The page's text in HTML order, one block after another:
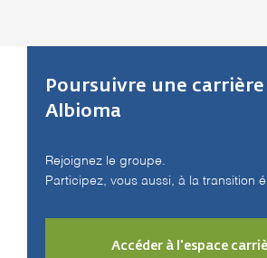
Poursuivre une carrière
Albioma
Rejoignez le groupe.
Participez, vous aussi, à la transition
Accéder à l'espace